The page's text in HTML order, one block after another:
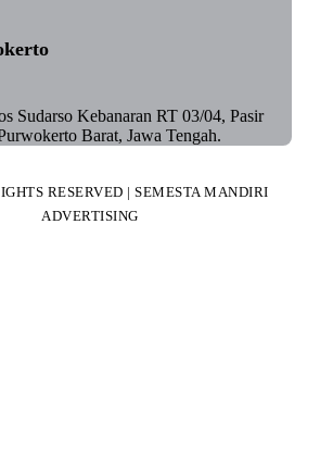
Sudarso Kebanaran RT 03/04, Pasir
Barat, Jawa Tengah.
RESERVED | SEMESTA MANDIRI
ADVERTISING